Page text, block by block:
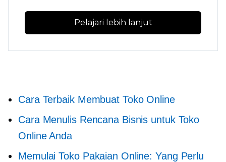
Pelajari lebih lanjut
Cara Terbaik Membuat Toko Online
Cara Menulis Rencana Bisnis untuk Toko
Online Anda
Memulai Toko Pakaian Online: Yang Perlu